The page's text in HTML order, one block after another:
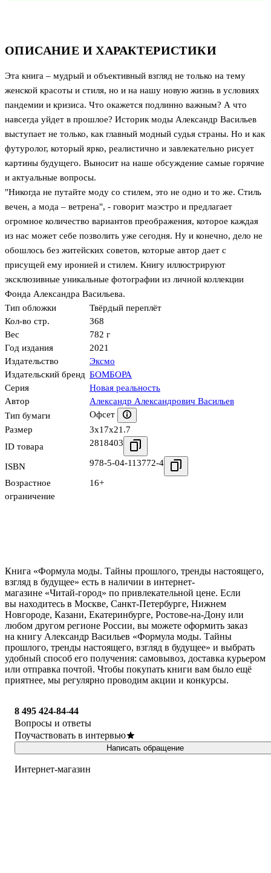
ОПИСАНИЕ И ХАРАКТЕРИСТИКИ
Эта книга – мудрый и объективный взгляд не только на тему
женской красоты и стиля, но и на нашу новую жизнь в условиях
пандемии и кризиса. Что окажется подлинно важным? А что
навсегда уйдет в прошлое? Историк моды Александр Васильев
выступает не только, как главный модный судья страны. Но и как
футуролог, который ярко, реалистично и завлекательно рисует
картины будущего. Выносит на наше обсуждение самые горячие
и актуальные вопросы.
"Никогда не путайте моду со стилем, это не одно и то же. Стиль
вечен, а мода – ветрена", - говорит маэстро и предлагает
огромное количество вариантов преображения, которое каждая
из нас может себе позволить уже сегодня. Ну и конечно, дело не
обошлось без житейских советов, которые автор дает с
присущей ему иронией и стилем. Книгу иллюстрируют
эксклюзивные уникальные фотографии из личной коллекции
Фонда Александра Васильева.
Тип обложки
Твёрдый переплёт
Кол-во стр.
368
Вес
782 г
Год издания
2021
Издательство
Эксмо
Издательский бренд БОМБОРА
Серия
Новая реальность
Автор
Александр Александрович Васильев
Тип бумаги
Офсет
Размер
3x17x21.7
ID товара
2818403
ISBN 978-5-04-113772-4
Возрастное
ограничение
16+
Книга «Формула моды. Тайны прошлого, тренды настоящего,
взгляд в будущее» есть в наличии в интернет-
магазине «Читай-город» по привлекательной цене. Если
вы находитесь в Москве, Санкт-Петербурге, Нижнем
Новгороде, Казани, Екатеринбурге, Ростове-на-Дону или
любом другом регионе России, вы можете оформить заказ
на книгу Александр Васильев «Формула моды. Тайны
прошлого, тренды настоящего, взгляд в будущее» и выбрать
удобный способ его получения: самовывоз, доставка курьером
или отправка почтой. Чтобы покупать книги вам было ещё
приятнее, мы регулярно проводим акции и конкурсы.
8 495 424-84-44
Вопросы и ответы
Поучаствовать в интервью
Написать обращение
Интернет-магазин